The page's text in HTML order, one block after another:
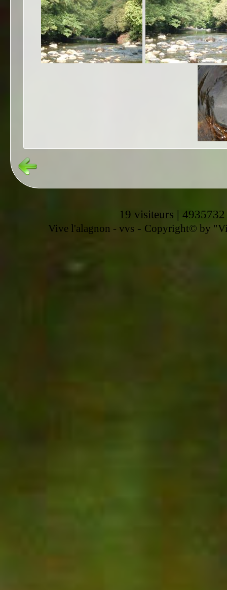
19 visiteurs |
Vive l'alagnon - vvs - Copyright© by